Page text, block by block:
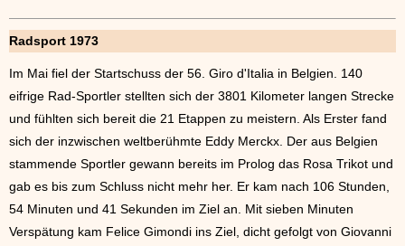
Radsport 1973
Im Mai fiel der Startschuss der 56. Giro d'Italia in Belgien. 140
eifrige Rad-Sportler stellten sich der 3801 Kilometer langen Strecke
und fühlten sich bereit die 21 Etappen zu meistern. Als Erster fand
sich der inzwischen weltberühmte Eddy Merckx. Der aus Belgien
stammende Sportler gewann bereits im Prolog das Rosa Trikot und
gab es bis zum Schluss nicht mehr her. Er kam nach 106 Stunden,
54 Minuten und 41 Sekunden im Ziel an. Mit sieben Minuten
Verspätung kam Felice Gimondi ins Ziel, dicht gefolgt von Giovanni